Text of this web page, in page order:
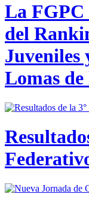
La FGPC
del
Juveniles
Lomas